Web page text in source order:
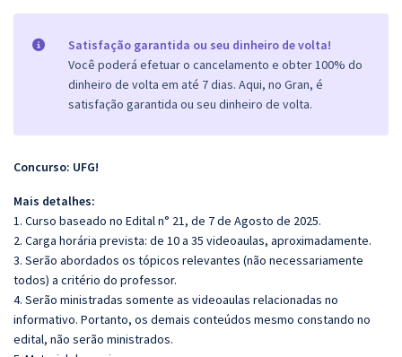
Satisfação garantida ou seu dinheiro de volta!
Você poderá efetuar o cancelamento e obter 100% do
dinheiro de volta em até 7 dias. Aqui, no Gran, é
satisfação garantida ou seu dinheiro de volta.
Concurso: UFG!
Mais detalhes:
1. Curso baseado no Edital n° 21, de 7 de Agosto de 2025.
2. Carga horária prevista: de 10 a 35 videoaulas, aproximadamente.
3. Serão abordados os tópicos relevantes (não necessariamente
todos) a critério do professor.
4. Serão ministradas somente as videoaulas relacionadas no
informativo. Portanto, os demais conteúdos mesmo constando no
edital, não serão ministrados.